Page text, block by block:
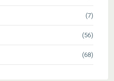
(7)
(56)
(68)